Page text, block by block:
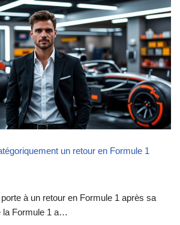
un retour en Formule 1
à un retour en Formule 1 après sa
la Formule 1 a…